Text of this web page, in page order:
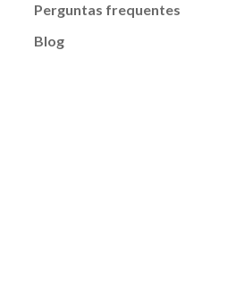
Perguntas frequentes
Blog